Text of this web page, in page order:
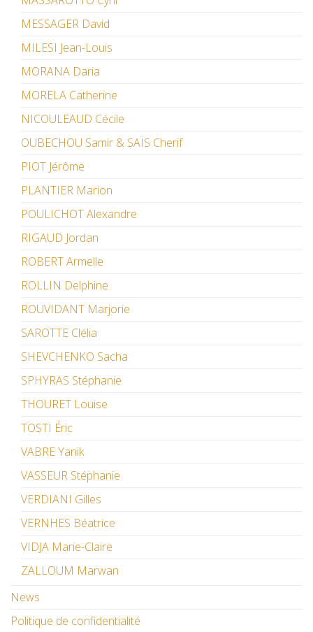
MESSAGER David
MILESI Jean-Louis
MORANA Daria
MORELA Catherine
NICOULEAUD Cécile
OUBECHOU Samir & SAÏS Cherif
PIOT Jérôme
PLANTIER Marion
POULICHOT Alexandre
RIGAUD Jordan
ROBERT Armelle
ROLLIN Delphine
ROUVIDANT Marjorie
SAROTTE Clélia
SHEVCHENKO Sacha
SPHYRAS Stéphanie
THOURET Louise
TOSTI Éric
VABRE Yanik
VASSEUR Stéphanie
VERDIANI Gilles
VERNHES Béatrice
VIDJA Marie-Claire
ZALLOUM Marwan
News
Politique de confidentialité